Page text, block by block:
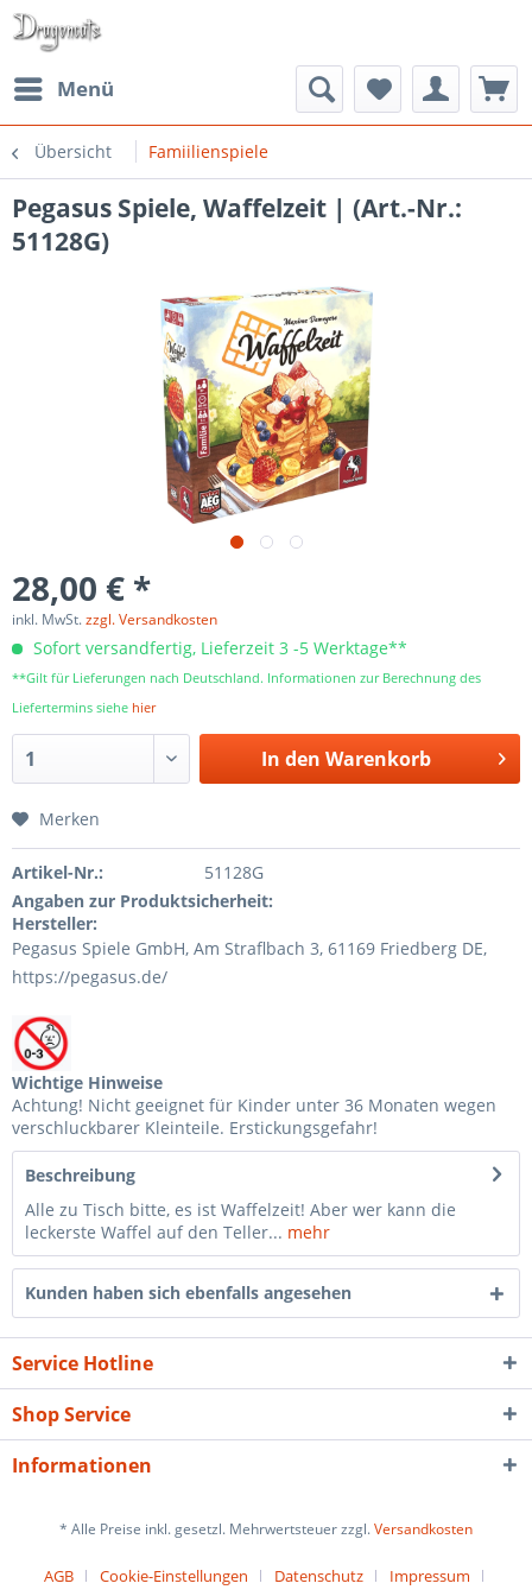
Menü
Übersicht Famiilienspiele
Pegasus Spiele, Waffelzeit | (Art.-Nr.:
51128G)
28,00 € *
inkl. MwSt.zzgl. Versandkosten
Sofort versandfertig, Lieferzeit 3 -5 Werktage**
**Gilt für Lieferungen nach Deutschland. Informationen zur Berechnung des
Liefertermins siehe hier
In den Warenkorb
Merken
Artikel-Nr.:
51128G
Angaben zur Produktsicherheit:
Hersteller:
Pegasus Spiele GmbH, Am Straﬂbach 3, 61169 Friedberg DE,
https://pegasus.de/
Wichtige Hinweise
Achtung! Nicht geeignet für Kinder unter 36 Monaten wegen
verschluckbarer Kleinteile. Erstickungsgefahr!
Beschreibung
Alle zu Tisch bitte, es ist Waffelzeit! Aber wer kann die
leckerste Waffel auf den Teller... mehr
Kunden haben sich ebenfalls angesehen
Service Hotline
Shop Service
Informationen
* Alle Preise inkl. gesetzl. Mehrwertsteuer zzgl.Versandkosten
AGB Cookie-Einstellungen Datenschutz Impressum